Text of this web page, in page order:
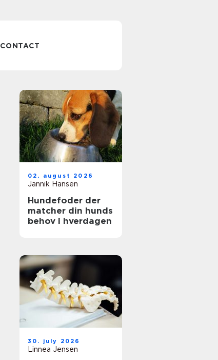
CONTACT
02. august 2026
Jannik Hansen
Hundefoder der
matcher din hunds
behov i hverdagen
30. july 2026
Linnea Jensen